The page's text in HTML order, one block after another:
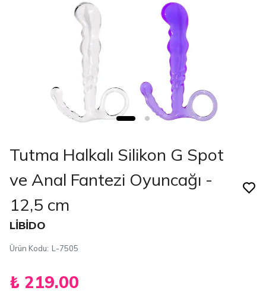
Tutma Halkalı Silikon G Spot
ve Anal Fantezi Oyuncağı -
12,5 cm
LİBİDO
Ürün Kodu: L-7505
₺ 219.00